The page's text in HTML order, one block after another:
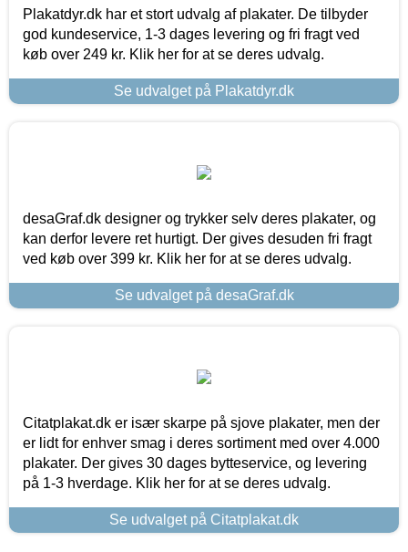
Plakatdyr.dk har et stort udvalg af plakater. De tilbyder
god kundeservice, 1-3 dages levering og fri fragt ved
køb over 249 kr. Klik her for at se deres udvalg.
Se udvalget på Plakatdyr.dk
desaGraf.dk designer og trykker selv deres plakater, og
kan derfor levere ret hurtigt. Der gives desuden fri fragt
ved køb over 399 kr. Klik her for at se deres udvalg.
Se udvalget på desaGraf.dk
Citatplakat.dk er især skarpe på sjove plakater, men der
er lidt for enhver smag i deres sortiment med over 4.000
plakater. Der gives 30 dages bytteservice, og levering
på 1-3 hverdage. Klik her for at se deres udvalg.
Se udvalget på Citatplakat.dk